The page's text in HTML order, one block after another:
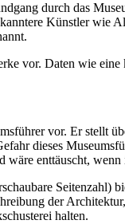
durch das
Künstler
vor. Daten wie
vor. Er stellt
dieses
wäre enttäuscht,
der
halten.